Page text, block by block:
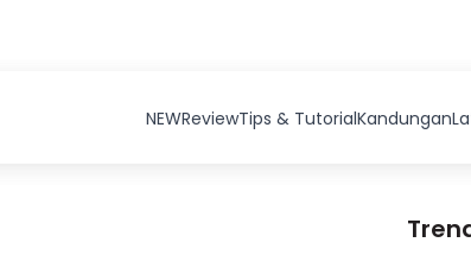
NEWReviewTips & TutorialKandungan